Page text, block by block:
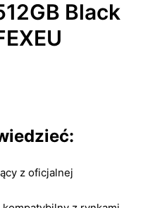
Black
z oficjalnej